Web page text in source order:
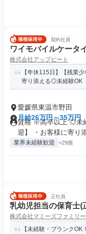
契約社員
ワイモバイルケータ
株式会社アップビート
【年休115日】【残業
寄り添える◎未経験OK
愛媛県東温市野田
月給26万円～35万円
資格 ※高卒以上 ◎未
迎】 ・お客様に寄り
業界未経験歓迎 +29個
正社員
乳幼児担当の保育士(
株式会社マミーズファミリー
【未経験・ブランク